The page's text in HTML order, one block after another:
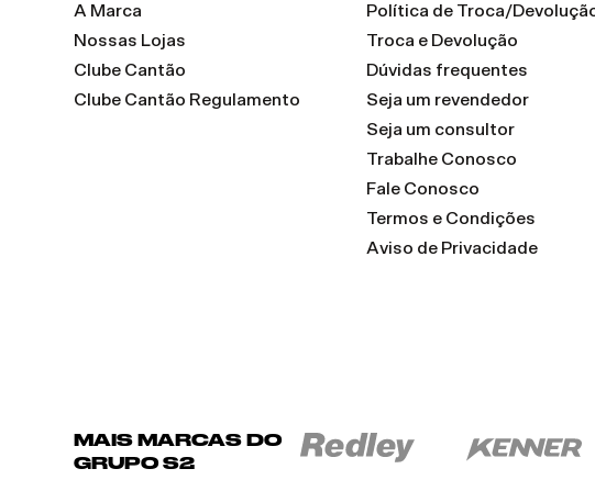
A Marca
Nossas Lojas
Clube Cantão
Clube Cantão Regulamento
Política de Troca/
Troca e Devolução
Dúvidas frequentes
Seja um revendedor
Seja um consultor
Trabalhe Conosco
Fale Conosco
Termos e Condições
Aviso de Privacidade
MAIS MARCAS DO
GRUPO S2